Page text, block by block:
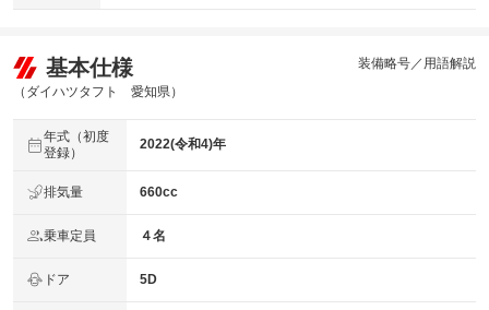
基本仕様
（ダイハツタフト 愛知県）
装備略号／用語解説
年式（初度
登録）
2022(令和4)年
排気量 660cc
乗車定員 ４名
ドア 5D